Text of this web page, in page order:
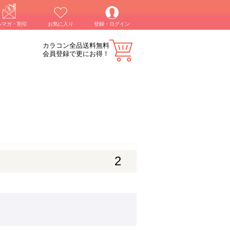
マガ・割引 お気に入り 登録・ログイン
カラコン全品送料無料
会員登録で更にお得！
2